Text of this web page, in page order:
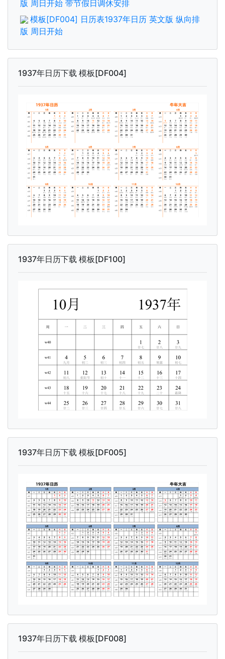
版 周日开始 带节假日调休安排
模板[DF004] 日历表1937年日历 英文版 纵向排
版 周日开始
1937年日历下载 模板[DF004]
1937年日历下载 模板[DF100]
1937年日历下载 模板[DF005]
1937年日历下载 模板[DF008]